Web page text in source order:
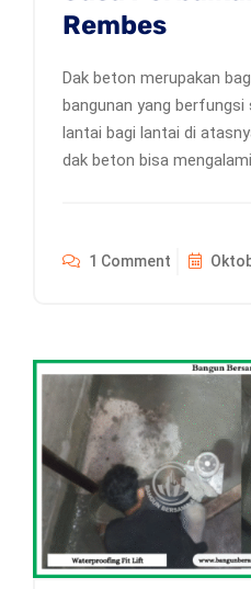
Rembes
Dak beton merupakan
bangunan yang
lantai bagi lantai di
dak beton bisa
1 Comment